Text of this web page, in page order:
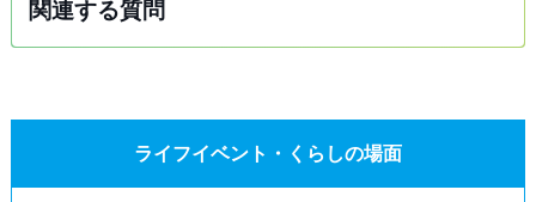
関連する質問
ライフイベント・くらしの場面